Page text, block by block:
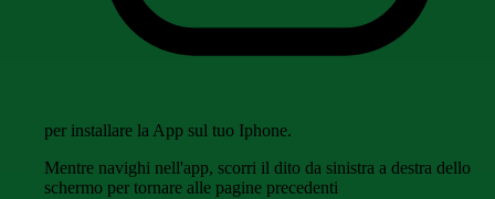
per installare la App sul tuo Iphone.
Mentre navighi nell'app, scorri il dito da sinistra a destra dello
schermo per tornare alle pagine precedenti